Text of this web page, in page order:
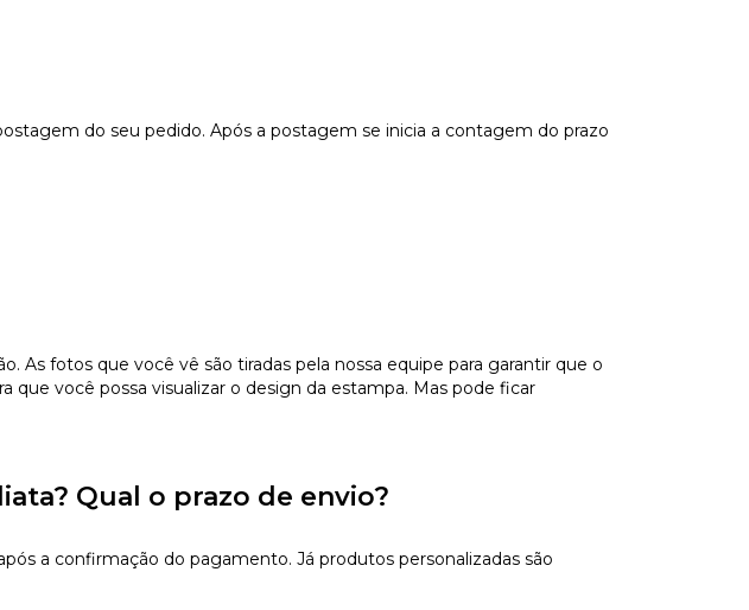
do seu pedido. Após a postagem se inicia a contagem do prazo
As fotos que você vê são tiradas pela nossa equipe para garantir que o
que você possa visualizar o design da estampa. Mas pode ficar
Qual o prazo de envio?
a confirmação do pagamento. Já produtos personalizadas são